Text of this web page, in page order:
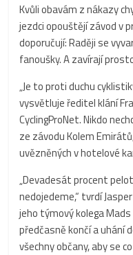
Kvůli obavám z nákazy
jezdci opouštějí závod v
doporučují: Raději se
fanoušky. A zavírají
„Je to proti duchu
vysvětluje ředitel klání
CyclingProNet. Nikdo
ze závodu Kolem
uvězněných v hotelové
„Devadesát procent
nedojedeme,“ tvrdí
jeho týmový kolega
předčasně končí a uhání
všechny občany, aby se